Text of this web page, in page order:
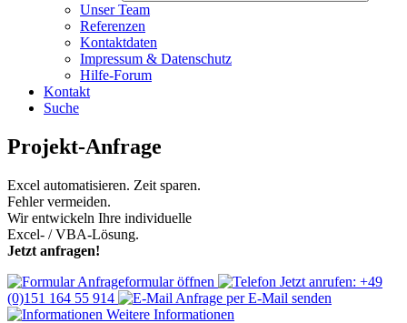
Unser Team
Referenzen
Kontaktdaten
Impressum & Datenschutz
Hilfe-Forum
Kontakt
Suche
Projekt-Anfrage
Excel automatisieren. Zeit sparen.
Fehler vermeiden.
Wir entwickeln Ihre individuelle
Excel- / VBA-Lösung.
Jetzt anfragen!
Anfrageformular öffnen
Jetzt anrufen: +49
(0)151 164 55 914
Anfrage per E-Mail senden
Weitere Informationen